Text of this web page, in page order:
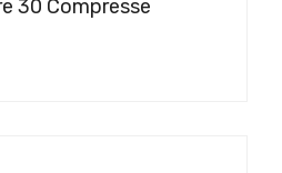
30 Compresse